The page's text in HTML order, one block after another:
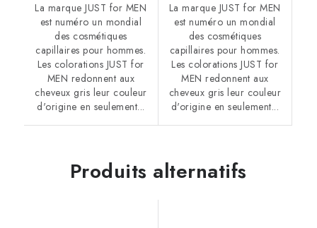
La marque JUST for MEN
est numéro un mondial
des cosmétiques
capillaires pour hommes.
Les colorations JUST for
MEN redonnent aux
cheveux gris leur couleur
d'origine en seulement...
La marque JUST for MEN
est numéro un mondial
des cosmétiques
capillaires pour hommes.
Les colorations JUST for
MEN redonnent aux
cheveux gris leur couleur
d'origine en seulement...
Produits alternatifs